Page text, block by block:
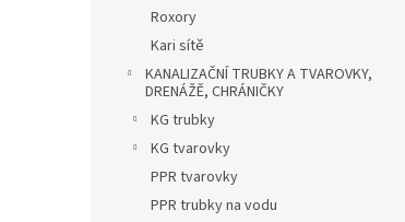
Roxory
Kari sítě
KANALIZAČNÍ TRUBKY A TVAROVKY,
DRENÁŽĚ, CHRÁNIČKY
KG trubky
KG tvarovky
PPR tvarovky
PPR trubky na vodu